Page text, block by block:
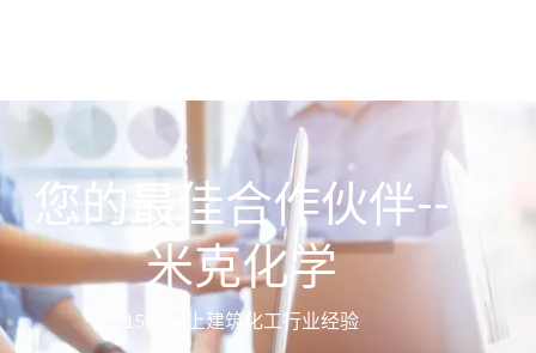
您的最佳合作伙伴--
米克化学
15 年以上建筑化工行业经验